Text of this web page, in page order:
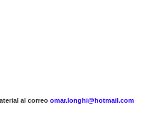
al correo omar.longhi@hotmail.com